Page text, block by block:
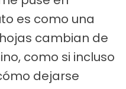
es como una
cambian de
como si incluso
dejarse